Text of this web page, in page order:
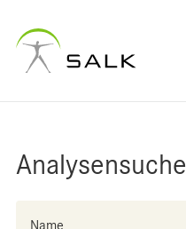
Analysensuche
Name